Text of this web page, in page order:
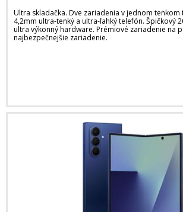
Ultra skladačka. Dve zariadenia v jednom tenkom
4,2mm ultra-tenký a ultra-ľahký telefón. Špičkový
ultra výkonný hardware. Prémiové zariadenie na
najbezpečnejšie zariadenie.